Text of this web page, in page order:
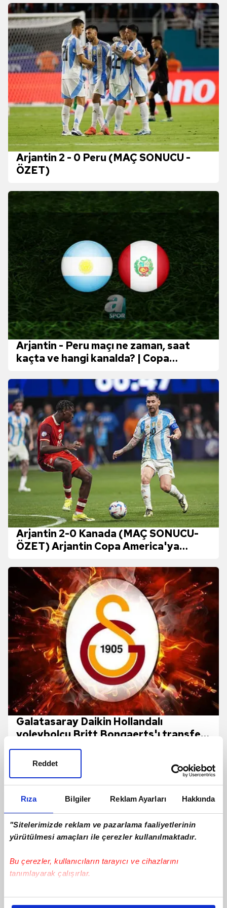
Rıza Bilgiler Reklam Ayarları Hakkında
"Sitelerimizde reklam ve pazarlama faaliyetlerinin
yürütülmesi amaçları ile çerezler kullanılmaktadır.
Bu çerezler, kullanıcıların tarayıcı ve cihazlarını
tanımlayarak çalışırlar.
Bu çerezlere izin vermeniz halinde sizlere özel
Reddet
Arjantin 2 - 0 Peru (MAÇ SONUCU -
ÖZET)
Arjantin - Peru maçı ne zaman, saat
kaçta ve hangi kanalda? | Copa
Arjantin 2-0 Kanada (MAÇ SONUCU-
ÖZET) Arjantin Copa America'ya
Galatasaray Daikin Hollandalı
voleybolcu Britt Bongaerts'ı transfer
etti!